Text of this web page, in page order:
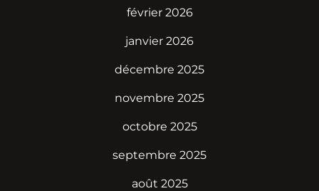
février 2026
janvier 2026
décembre 2025
novembre 2025
octobre 2025
septembre 2025
août 2025